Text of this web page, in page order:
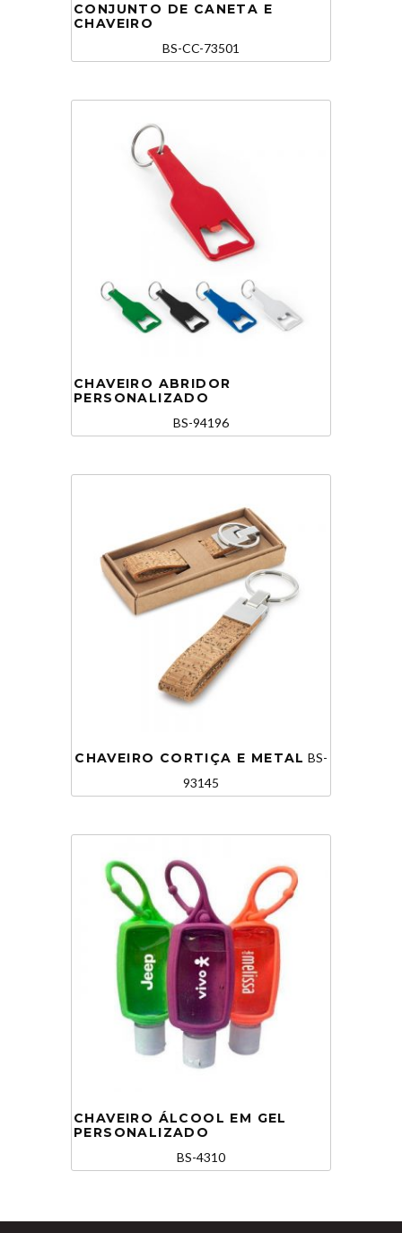
CONJUNTO DE CANETA E
CHAVEIRO
BS-CC-73501
CHAVEIRO ABRIDOR
PERSONALIZADO
BS-94196
CHAVEIRO CORTIÇA E METAL BS-
93145
CHAVEIRO ÁLCOOL EM GEL
PERSONALIZADO
BS-4310